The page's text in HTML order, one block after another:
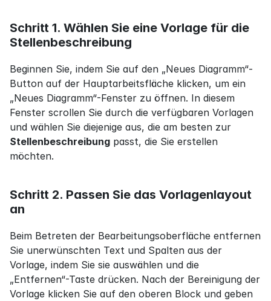
Schritt 1. Wählen Sie eine Vorlage für die
Stellenbeschreibung
Beginnen Sie, indem Sie auf den „Neues Diagramm“-
Button auf der Hauptarbeitsfläche klicken, um ein
„Neues Diagramm“-Fenster zu öffnen. In diesem
Fenster scrollen Sie durch die verfügbaren Vorlagen
Stellenbeschreibung passt, die Sie erstellen
möchten.
Schritt 2. Passen Sie das Vorlagenlayout
an
Beim Betreten der Bearbeitungsoberfläche entfernen
Sie unerwünschten Text und Spalten aus der
Vorlage, indem Sie sie auswählen und die
„Entfernen“-Taste drücken. Nach der Bereinigung der
Vorlage klicken Sie auf den oberen Block und geben